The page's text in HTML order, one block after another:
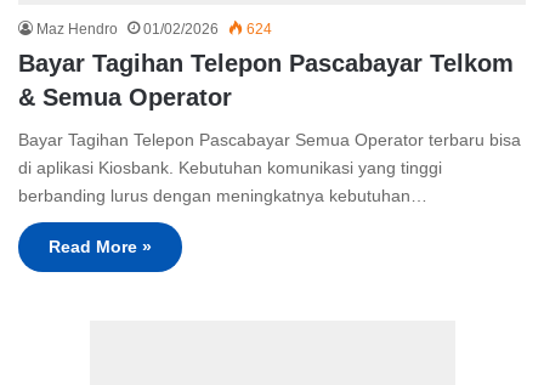
Maz Hendro 01/02/2026 624
Bayar Tagihan Telepon Pascabayar Telkom
& Semua Operator
Bayar Tagihan Telepon Pascabayar Semua Operator terbaru bisa
di aplikasi Kiosbank. Kebutuhan komunikasi yang tinggi
berbanding lurus dengan meningkatnya kebutuhan…
Read More »